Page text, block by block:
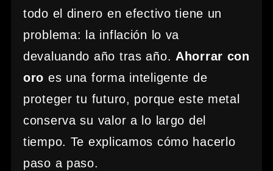
todo el dinero en efectivo tiene un
problema: la inflación lo va
devaluando año tras año. Ahorrar con
oro es una forma inteligente de
proteger tu futuro, porque este metal
conserva su valor a lo largo del
tiempo. Te explicamos cómo hacerlo
paso a paso.